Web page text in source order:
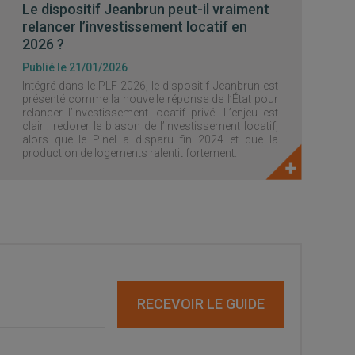
Le dispositif Jeanbrun peut-il vraiment
relancer l’investissement locatif en
2026 ?
Publié le 21/01/2026
Intégré dans le PLF 2026, le dispositif Jeanbrun est
présenté comme la nouvelle réponse de l’État pour
relancer l’investissement locatif privé. L’enjeu est
clair : redorer le blason de l’investissement locatif,
alors que le Pinel a disparu fin 2024 et que la
production de logements ralentit fortement.
RECEVOIR LE GUIDE